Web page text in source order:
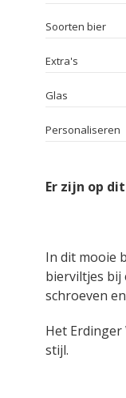
Soorten bier
Extra's
Glas
Personaliseren
Er zijn op
In dit mooie
bierviltjes bij
schroeven
Het
stijl.